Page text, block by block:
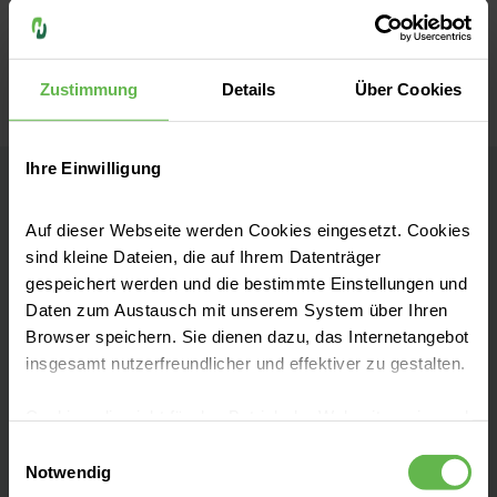
Zustimmung Details Über Cookies
Ihre Einwilligung
Auf dieser Webseite werden Cookies eingesetzt. Cookies
sind kleine Dateien, die auf Ihrem Datenträger
gespeichert werden und die bestimmte Einstellungen und
Daten zum Austausch mit unserem System über Ihren
Browser speichern. Sie dienen dazu, das Internetangebot
insgesamt nutzerfreundlicher und effektiver zu gestalten.
eingesetzt werden.
Notwendig
Kontakt
Friesener Straße 41
96317 Kronach